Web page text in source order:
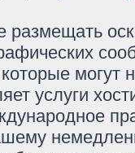
размещать
могут
услуги